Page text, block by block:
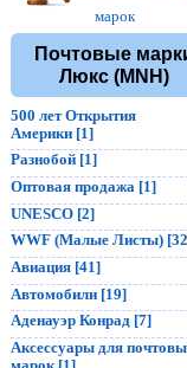
марок
Почтовые
Люкс (MNH)
500 лет Открытия
Америки [1]
Разнобой [1]
Оптовая продажа [1]
UNESCO [2]
WWF (Малые Листы)
Авиация [41]
Автомобили [19]
Аденауэр Конрад [7]
Аксессуары для